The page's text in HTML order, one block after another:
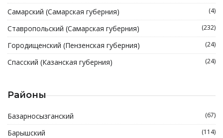
Самарский (Самарская губерния) (4)
Ставропольский (Самарская губерния) (232)
Городищенский (Пензенская губерния) (24)
Спасский (Казанская губерния) (24)
Районы
Базарносызганский (67)
Барышский (114)